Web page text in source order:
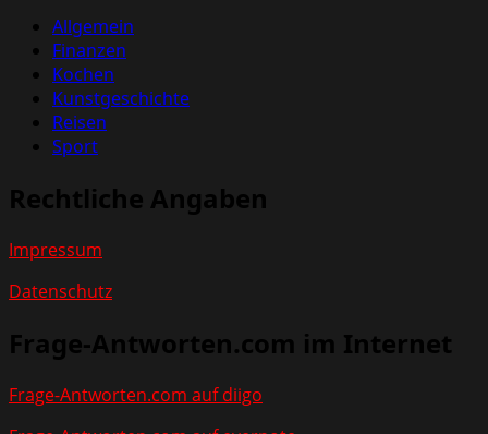
Allgemein
Finanzen
Kochen
Kunstgeschichte
Reisen
Sport
Rechtliche Angaben
Impressum
Datenschutz
Frage-Antworten.com im Internet
Frage-Antworten.com auf diigo